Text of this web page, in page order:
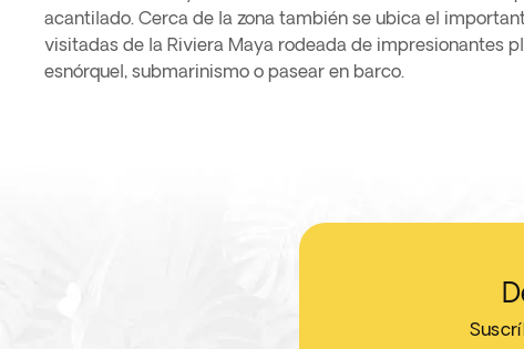
acantilado. Cerca de la zona también se ubica el
visitadas de la Riviera Maya rodeada de impresionantes
esnórquel, submarinismo o pasear en barco.